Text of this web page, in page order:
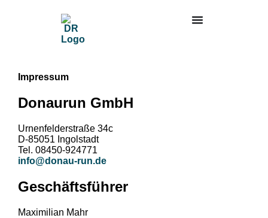
Impressum
Donaurun GmbH
Urnenfelderstraße 34c
D-85051 Ingolstadt
Tel. 08450-924771
info@donau-run.de
Geschäftsführer
Maximilian Mahr